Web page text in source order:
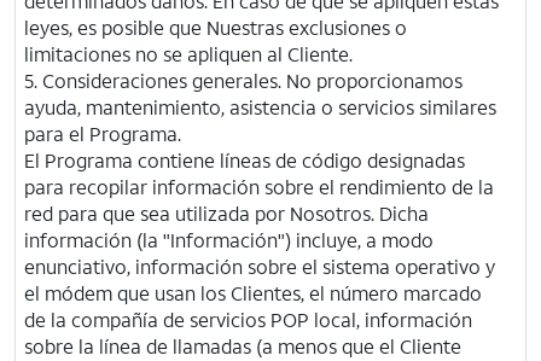
leyes, es posible que Nuestras exclusiones o
limitaciones no se apliquen al Cliente.
5. Consideraciones generales. No proporcionamos
ayuda, mantenimiento, asistencia o servicios similares
para el Programa.
El Programa contiene líneas de código designadas
para recopilar información sobre el rendimiento de la
red para que sea utilizada por Nosotros. Dicha
información (la "Información") incluye, a modo
enunciativo, información sobre el sistema operativo y
el módem que usan los Clientes, el número marcado
de la compañía de servicios POP local, información
sobre la línea de llamadas (a menos que el Cliente